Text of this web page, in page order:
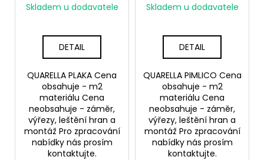
Skladem u dodavatele
DETAIL
QUARELLA PLAKA Cena
obsahuje - m2
materiálu Cena
neobsahuje - záměr,
výřezy, leštění hran a
montáž Pro zpracování
nabídky nás prosím
kontaktujte.
Skladem u dodavatele
DETAIL
QUARELLA PIMLICO Cena
obsahuje - m2
materiálu Cena
neobsahuje - záměr,
výřezy, leštění hran a
montáž Pro zpracování
nabídky nás prosím
kontaktujte.